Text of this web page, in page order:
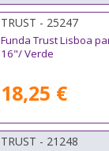
TRUST - 25247
Funda Trust Lisboa
16"/ Verde
18,25 €
TRUST - 21248